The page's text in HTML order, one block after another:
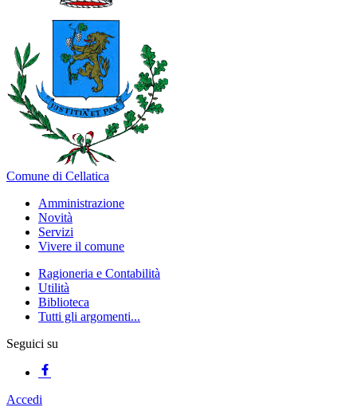
Comune di Cellatica
Amministrazione
Novità
Servizi
Vivere il comune
Ragioneria e Contabilità
Utilità
Biblioteca
Tutti gli argomenti...
Seguici su
Accedi